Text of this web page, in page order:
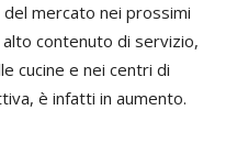
mercato nei prossimi
contenuto di servizio,
cucine e nei centri di
è infatti in aumento.